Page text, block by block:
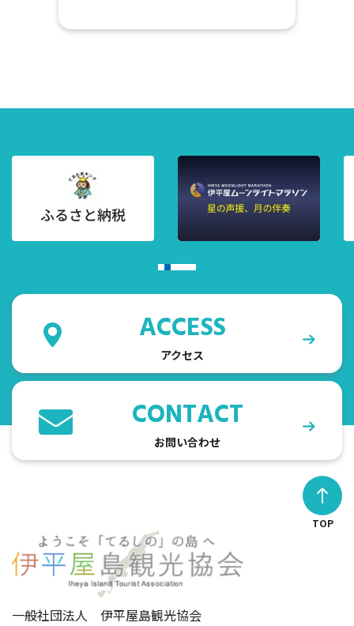
ACCESS
アクセス
CONTACT
お問い合わせ
TOP
一般社団法人 伊平屋島観光協会